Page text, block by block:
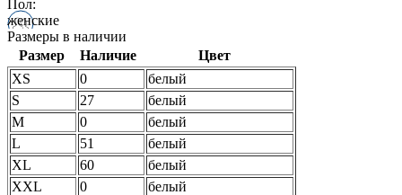
Пол:
женские
Размеры в наличии
Размер
Наличие
Цвет
XS
0
белый
S
27
белый
M
0
белый
L
51
белый
XL
60
белый
XXL
0
белый